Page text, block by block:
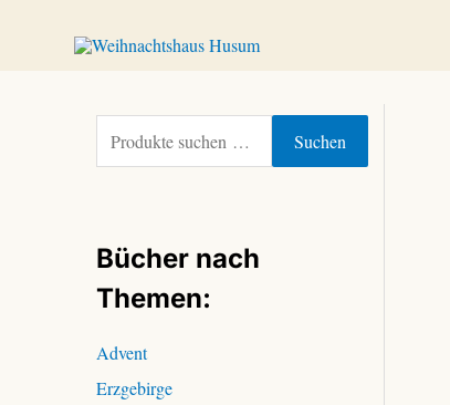
n
n
h
:
Suchen
Bücher nach
Themen:
Advent
Erzgebirge